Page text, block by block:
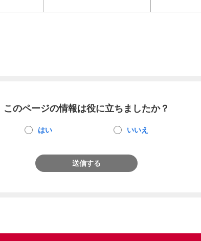
このページの情報は役に立ちましたか？
はい いいえ
送信する